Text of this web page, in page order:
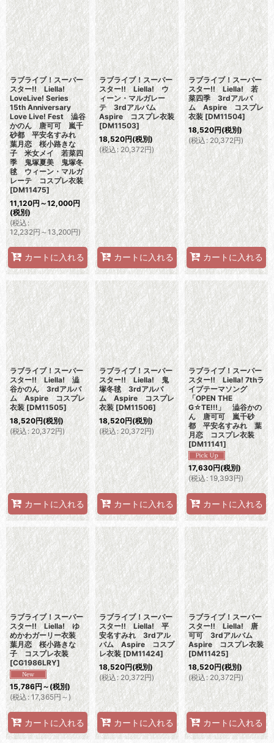
絞り込む
ラブライブ！スーパー
スター!! Liella!
LoveLive! Series
15th Anniversary
Love Live! Fest 澁谷
かのん 唐可可 嵐千
砂都 平安名すみれ
葉月恋 桜小路きな
子 米女メイ 若菜四
季 鬼塚夏美 鬼塚冬
毬 ウィーン・マルガ
レーテ コスプレ衣装
[DM11475]
11,120円～12,000円
(税別)
(税込 :
12,232円～13,200円)
カートに入れる
ラブライブ！スーパー
スター!! Liella! ウ
ィーン・マルガレー
テ 3rdアルバム
Aspire コスプレ衣装
[DM11503]
18,520円(税別)
(税込: 20,372円)
カートに入れる
ラブライブ！スーパー
スター!! Liella! 若
菜四季 3rdアルバ
ム Aspire コスプレ
衣装 [DM11504]
18,520円(税別)
(税込: 20,372円)
カートに入れる
ラブライブ！スーパー
スター!! Liella! 澁
谷かのん 3rdアルバ
ム Aspire コスプレ
衣装 [DM11505]
18,520円(税別)
(税込: 20,372円)
カートに入れる
ラブライブ！スーパー
スター!! Liella! 鬼
塚冬毬 3rdアルバ
ム Aspire コスプレ
衣装 [DM11506]
18,520円(税別)
(税込: 20,372円)
カートに入れる
ラブライブ！スーパー
スター!! Liella! 7thラ
イブテーマソング
「OPEN THE
G☆TE!!!」 澁谷かの
ん 唐可可 嵐千砂
都 平安名すみれ 葉
月恋 コスプレ衣装
[DM11141]
17,630円(税別)
(税込: 19,393円)
カートに入れる
ラブライブ！スーパー
スター!! Liella! ゆ
めかわガーリー衣装
葉月恋 桜小路きな
子 コスプレ衣装
[CG1986LRY]
15,786円～(税別)
(税込 : 17,365円 ～)
カートに入れる
ラブライブ！スーパー
スター!! Liella! 平
安名すみれ 3rdアル
バム Aspire コスプ
レ衣装 [DM11424]
18,520円(税別)
(税込: 20,372円)
カートに入れる
ラブライブ！スーパー
スター!! Liella! 唐
可可 3rdアルバム
Aspire コスプレ衣装
[DM11425]
18,520円(税別)
(税込: 20,372円)
カートに入れる